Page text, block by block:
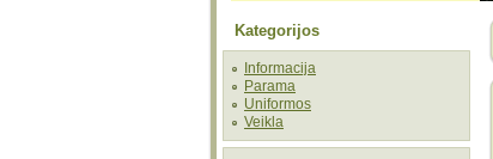
Kategorijos
Informacija
Parama
Uniformos
Veikla